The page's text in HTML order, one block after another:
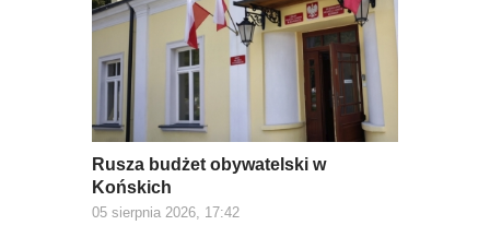
Rusza budżet obywatelski w
Końskich
05 sierpnia 2026, 17:42